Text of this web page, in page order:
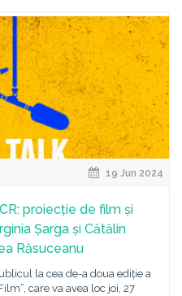
19 Jun 2024
proiecție de film și
Șarga și Cătălin
Răsuceanu
la cea de-a doua ediție a
care va avea loc joi, 27